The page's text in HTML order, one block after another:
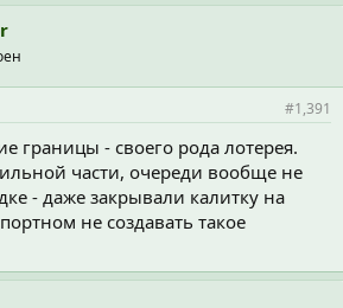
#1,391
границы - своего рода лотерея.
части, очереди вообще не
- даже закрывали калитку на
не создавать такое